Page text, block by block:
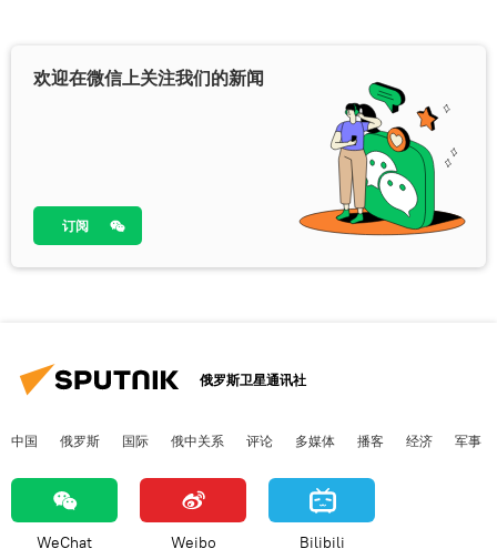
欢迎在微信上关注我们的新闻
订阅
俄罗斯卫星通讯社
中国 俄罗斯 国际 俄中关系 评论 多媒体 播客 经济 军事
WeChat Weibo Bilibili